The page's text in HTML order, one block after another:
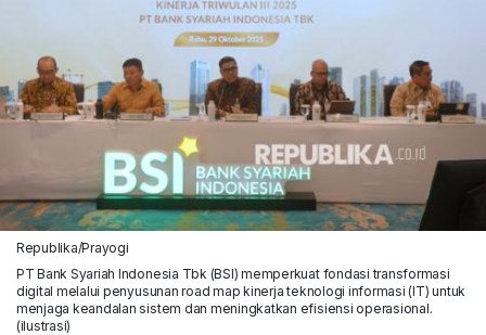
Republika/Prayogi
PT Bank Syariah Indonesia Tbk (BSI) memperkuat fondasi transformasi
digital melalui penyusunan road map kinerja teknologi informasi (IT) untuk
menjaga keandalan sistem dan meningkatkan efisiensi operasional.
(ilustrasi)